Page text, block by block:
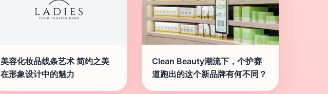
美容化妆品线条艺术 简约之美
在形象设计中的魅力
Clean Beauty潮流下，个护赛
道跑出的这个新品牌有何不同？